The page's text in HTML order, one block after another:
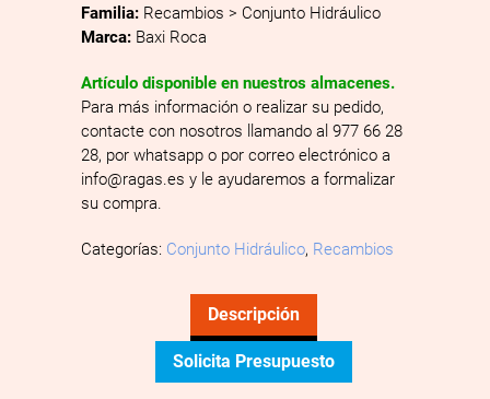
Familia: Recambios > Conjunto Hidráulico
Marca: Baxi Roca
Artículo disponible en nuestros almacenes.
Para más información o realizar su pedido,
contacte con nosotros llamando al 977 66 28
28, por whatsapp o por correo electrónico a
info@ragas.es y le ayudaremos a formalizar
su compra.
Categorías: Conjunto Hidráulico, Recambios
Descripción
Solicita Presupuesto